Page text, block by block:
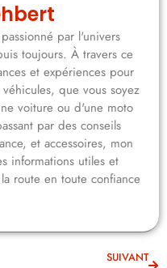
par l'univers
toujours. À travers ce
et expériences pour
que vous soyez
voiture ou d'une moto
par des conseils
et accessoires, mon
informations utiles et
route en toute confiance
SUIVANT